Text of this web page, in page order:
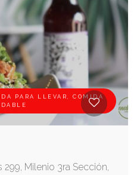
PARA LLEVAR, COMIDA
299, Milenio 3ra Sección,